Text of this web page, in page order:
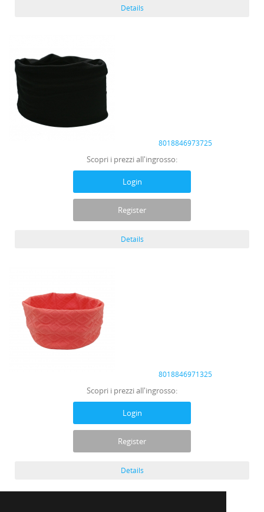
Details
8018846973725
Scopri i prezzi all'ingrosso:
Login
Register
Details
8018846971325
Scopri i prezzi all'ingrosso:
Login
Register
Details